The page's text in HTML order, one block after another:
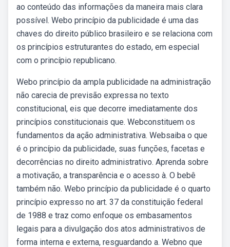
ao conteúdo das informações da maneira mais clara
possível. Webo princípio da publicidade é uma das
chaves do direito público brasileiro e se relaciona com
os princípios estruturantes do estado, em especial
com o princípio republicano.
Webo princípio da ampla publicidade na administração
não carecia de previsão expressa no texto
constitucional, eis que decorre imediatamente dos
princípios constitucionais que. Webconstituem os
fundamentos da ação administrativa. Websaiba o que
é o princípio da publicidade, suas funções, facetas e
decorrências no direito administrativo. Aprenda sobre
a motivação, a transparência e o acesso à. O bebê
também não. Webo princípio da publicidade é o quarto
princípio expresso no art. 37 da constituição federal
de 1988 e traz como enfoque os embasamentos
legais para a divulgação dos atos administrativos de
forma interna e externa, resguardando a. Webno que